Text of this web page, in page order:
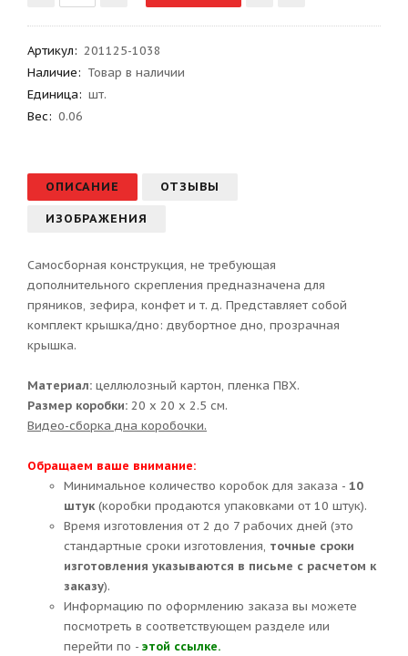
Артикул: 201125-1038
Наличие: Товар в наличии
Единица: шт.
Вес: 0.06
ОПИСАНИЕ ОТЗЫВЫ
ИЗОБРАЖЕНИЯ
Самосборная конструкция, не требующая
дополнительного скрепления предназначена для
пряников, зефира, конфет и т. д. Представляет собой
комплект крышка/дно: двубортное дно, прозрачная
крышка.
Материал: целлюлозный картон, пленка ПВХ.
Размер коробки: 20 х 20 х 2.5 см.
Видео-сборка дна коробочки.
Обращаем ваше внимание:
Минимальное количество коробок для заказа - 10
штук(коробки продаются упаковками от 10 штук).
Время изготовления от 2 до 7 рабочих дней (это
стандартные сроки изготовления, точные сроки
изготовления указываются в письме с расчетом к
заказу).
Информацию по оформлению заказа вы можете
посмотреть в соответствующем разделе или
перейти по - этой ссылке.